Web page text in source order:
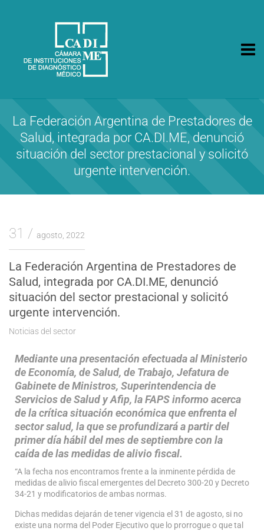
CA.DI.ME.
Cámara de Instituciones de Diagnóstico Médico
La Federación Argentina de Prestadores de
Salud, integrada por CA.DI.ME, denunció
situación del sector prestacional y solicitó
urgente intervención.
31 agosto, 2022
La Federación Argentina de Prestadores de
Salud, integrada por CA.DI.ME, denunció
situación del sector prestacional y solicitó
urgente intervención.
Noticias del sector
Mediante una presentación efectuada al Ministerio
de Economía, de Salud, de Trabajo, Jefatura de
Gabinete de Ministros, Superintendencia de
Servicios de Salud y Afip, la FAPS informo acerca
de la crítica situación económica que enfrenta el
sector salud, la que se profundizará a partir del
primer día hábil del mes de septiembre con la
caída de las medidas de alivio fiscal.
“A la fecha nos encontramos frente a la inminente pérdida de
medidas de alivio fiscal emergentes del Decreto 300-20 y Decreto
34-21 y modificatorios de ambas normas.
Dichas medidas dejarán de tener vigencia el 31 de agosto, si no
existe una norma del Poder Ejecutivo que lo prorrogue o que tal